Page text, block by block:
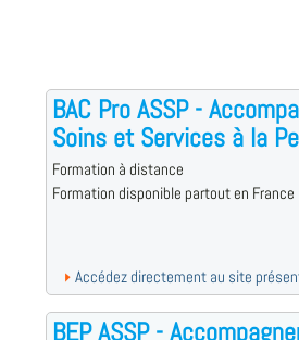
BAC Pro ASSP -
Soins et Services à la
Formation à distance
Formation disponible partout en France
Accédez directement au site
BEP ASSP -